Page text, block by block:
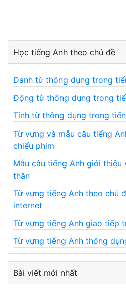
Học tiếng Anh theo chủ đề
Danh từ thông dụng trong
Động từ thông dụng trong
Tính từ thông dụng trong
Từ vựng và mẫu câu tiếng
chiếu phim
Mẫu câu tiếng Anh giới thiệu
thân
Từ vựng tiếng Anh theo chủ
internet
Từ vựng tiếng Anh giao tiếp
Từ vựng tiếng Anh thông
Bài viết mới nhất